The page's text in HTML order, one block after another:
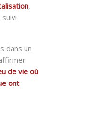
,
suivi
dans un
de vie où
ont